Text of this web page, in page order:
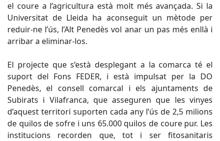
el coure a l’agricultura està molt més avançada. Si la
Universitat de Lleida ha aconseguit un mètode per
reduir-ne l’ús, l’Alt Penedès vol anar un pas més enllà i
arribar a eliminar-los.
El projecte que s’està desplegant a la comarca té el
suport del Fons FEDER, i està impulsat per la DO
Penedès, el consell comarcal i els ajuntaments de
Subirats i Vilafranca, que asseguren que les vinyes
d’aquest territori suporten cada any l’ús de 2,5 milions
de quilos de sofre i uns 65.000 quilos de coure pur. Les
institucions recorden que, tot i ser fitosanitaris